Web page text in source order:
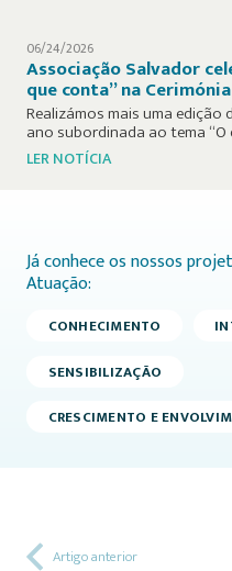
06/24/2026
Associação Salvador
que conta” na
Realizámos mais uma edição
ano subordinada ao tema “O
LER NOTÍCIA
Já conhece os nossos
Atuação:
CONHECIMENTO
SENSIBILIZAÇÃO
CRESCIMENTO E
Artigo anterior